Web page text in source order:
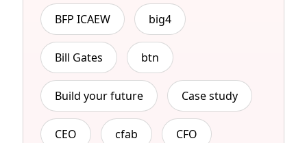
BFP ICAEW big4
Bill Gates btn
Build your future Case study
CEO cfab CFO